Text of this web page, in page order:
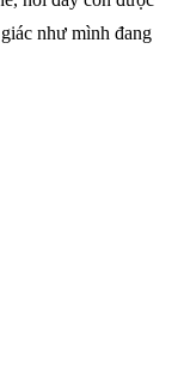
như mình đang